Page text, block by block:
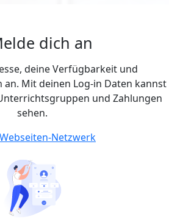
dich an
deine Verfügbarkeit und
Mit deinen Log-in Daten kannst
und Zahlungen
sehen.
Netzwerk